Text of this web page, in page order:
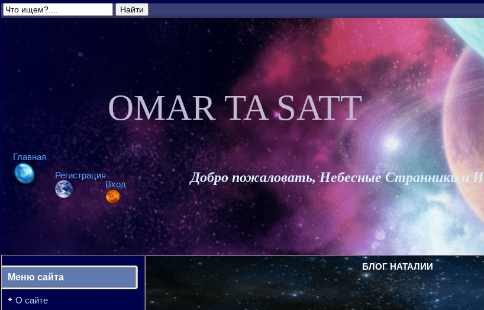
Главная
Регистрация
Вход
OMAR TA SATT
Добро пожаловать, Небесные Странники и
Меню сайта
О сайте
БЛОГ НАТАЛИИ